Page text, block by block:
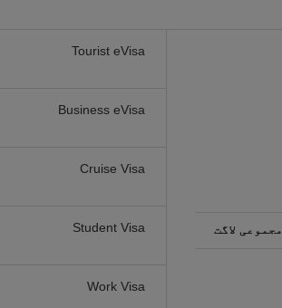
Tourist eVisa
Business eVisa
Cruise Visa
Student Visa
Work Visa
مجموعی لاگت